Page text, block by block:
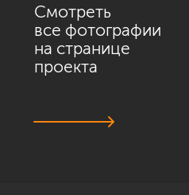
Смотреть
все фотографии
на странице
проекта